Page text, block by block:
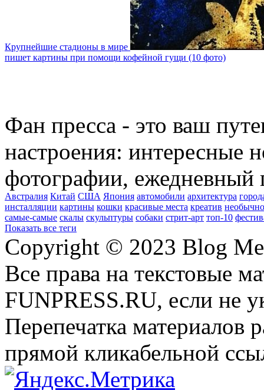
Крупнейшие стадионы в мире
пишет картины при помощи кофейной гущи (10 фото)
Фан пресса - это ваш
настроения: интересные
фотографии, ежедневный
Австралия Китай США Япония автомобили архитектура
инсталляции картины кошки красивые места креатив
самые-самые скалы скульптуры собаки стрит-арт топ-10
Показать все теги
Copyright © 2023 Blog
Все права на текстовые
FUNPRESS.RU, если не
Перепечатка материалов
прямой кликабельной